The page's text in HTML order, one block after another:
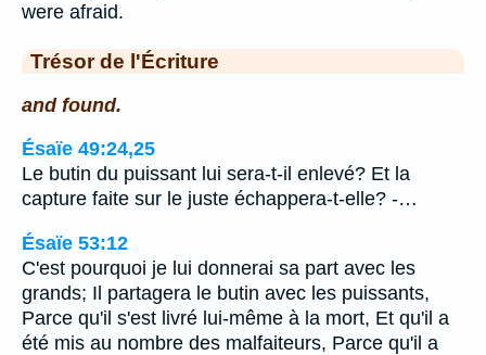
were afraid.
Trésor de l'Écriture
and found.
Ésaïe 49:24,25
Le butin du puissant lui sera-t-il enlevé? Et la
capture faite sur le juste échappera-t-elle? -…
Ésaïe 53:12
C'est pourquoi je lui donnerai sa part avec les
grands; Il partagera le butin avec les puissants,
Parce qu'il s'est livré lui-même à la mort, Et qu'il a
été mis au nombre des malfaiteurs, Parce qu'il a